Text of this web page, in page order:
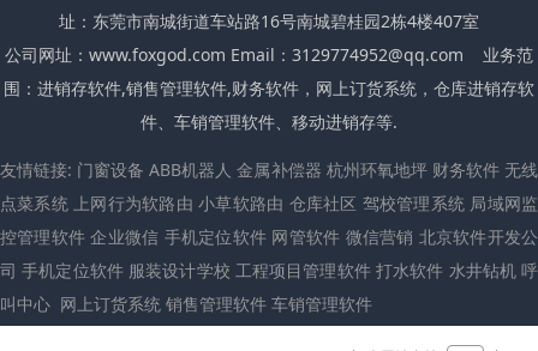
址：东莞市南城街道车站路16号南城碧桂园2栋4楼407室
公司网址： www.foxgod.com Email：3129774952@qq.com 业务范
围：进销存软件,销售管理软件,财务软件，网上订货系统，仓库进销存软
件、车销管理软件、移动进销存等.
友情链接: 门窗设备 ABB机器人 金属补偿器 杭州环氧地坪 财务软件 无线
点菜系统 上网行为软路由 小草软路由 仓库社区 驾校管理系统 局域网监
控管理软件 企业微信 手机定位软件 网管软件 微信营销 北京软件开发公
司 手机定位软件 服装设计学校 工程项目管理软件 打水软件 水井钻机 呼
叫中心 网上订货系统 销售管理软件 车销管理软件